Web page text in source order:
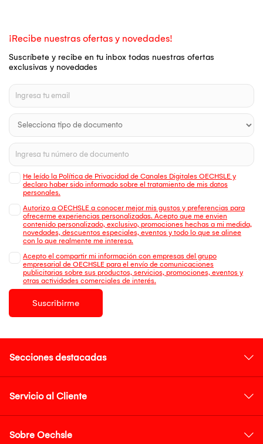
¡Recibe nuestras ofertas y novedades!
Suscríbete y recibe en tu inbox todas nuestras ofertas
exclusivas y novedades
He leído la Política de Privacidad de Canales Digitales OECHSLE y
declaro haber sido informado sobre el tratamiento de mis datos
personales.
Autorizo a OECHSLE a conocer mejor mis gustos y preferencias para
ofrecerme experiencias personalizadas. Acepto que me envien
contenido personalizado, exclusivo, promociones hechas a mi medida,
novedades, descuentos especiales, eventos y todo lo que se alinee
con lo que realmente me interesa.
Acepto el compartir mi información con empresas del grupo
empresarial de OECHSLE para el envío de comunicaciones
publicitarias sobre sus productos, servicios, promociones, eventos y
otras actividades comerciales de interés.
Suscribirme
Secciones destacadas
Servicio al Cliente
Sobre Oechsle